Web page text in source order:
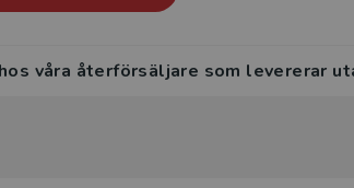
våra återförsäljare som levererar